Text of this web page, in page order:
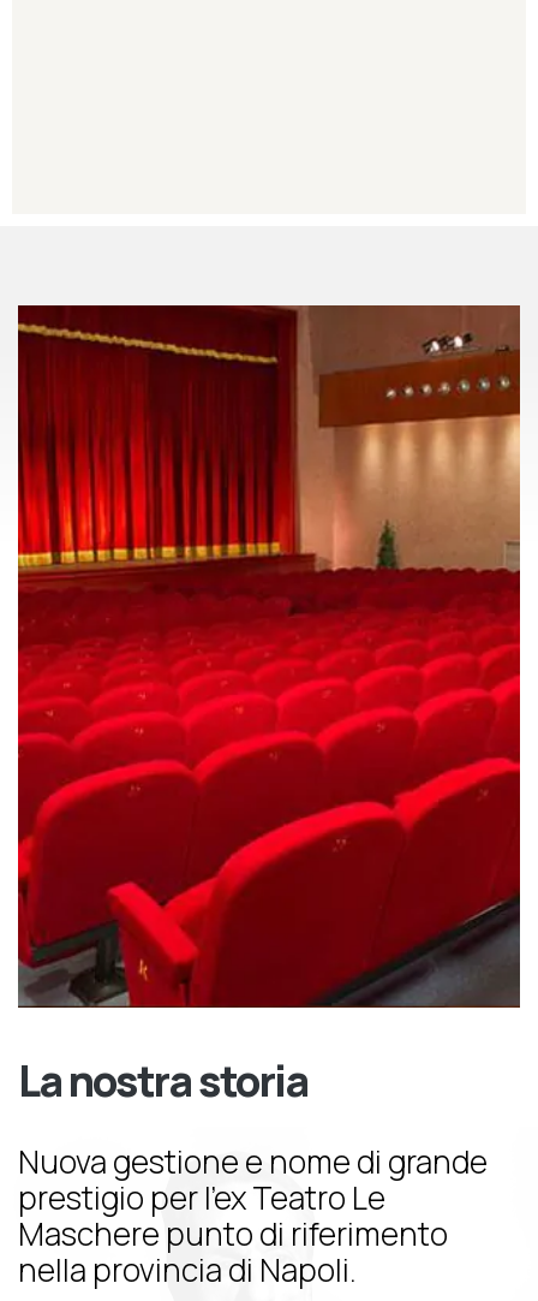
La nostra storia
Nuova gestione e nome di grande
prestigio per l’ex Teatro Le
Maschere punto di riferimento
nella provincia di Napoli.